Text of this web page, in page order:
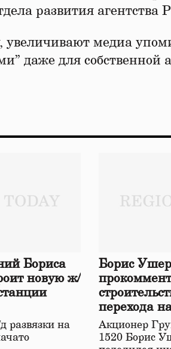
развития агентства
медиа
даже для собственной
Бориса
новую ж/
развязки на
Борис
перехода
железной
Акционер
1520 Борис